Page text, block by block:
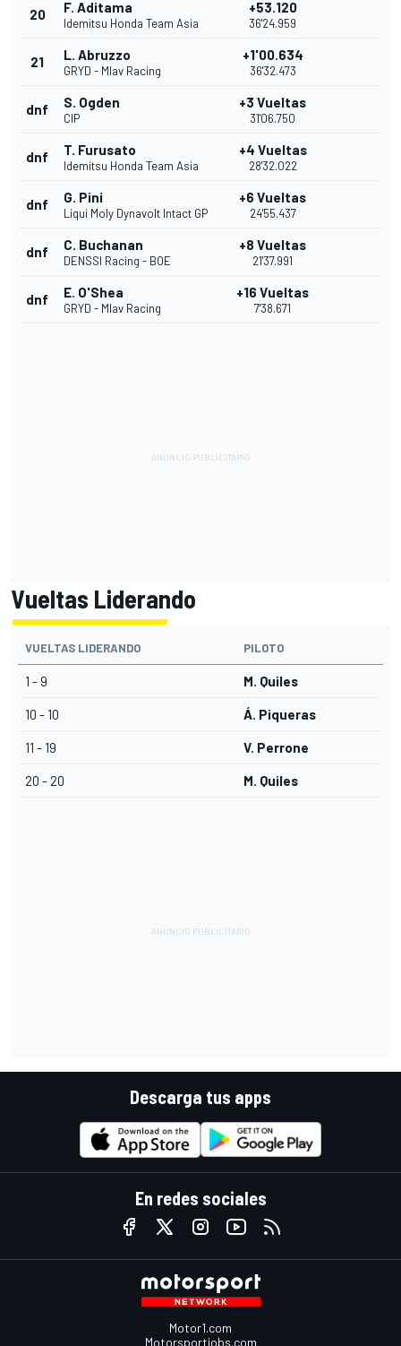
20 F. Aditama
Idemitsu Honda Team Asia
+53.120
36'24.959
21 L. Abruzzo
GRYD - Mlav Racing
+1'00.634
36'32.473
dnf S. Ogden
CIP
+3 Vueltas
31'06.750
dnf T. Furusato
Idemitsu Honda Team Asia
+4 Vueltas
28'32.022
dnf G. Pini
Liqui Moly Dynavolt Intact GP
+6 Vueltas
24'55.437
dnf C. Buchanan
DENSSI Racing - BOE
+8 Vueltas
21'37.991
dnf E. O'Shea
GRYD - Mlav Racing
+16 Vueltas
7'38.671
Vueltas Liderando
VUELTAS LIDERANDO PILOTO
1 - 9 M. Quiles
10 - 10 Á. Piqueras
11 - 19 V. Perrone
20 - 20 M. Quiles
Descarga tus apps
En redes sociales
Motor1.com
Motorsportjobs.com